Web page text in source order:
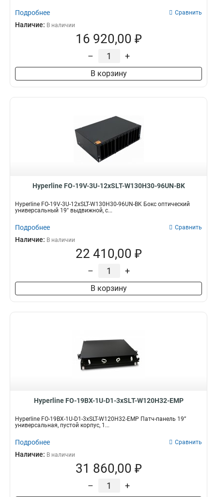
Подробнее Сравнить
Наличие: В наличии
16 920,00 ₽
– +
В корзину
Hyperline FO-19V-3U-12xSLT-W130H30-96UN-BK
Hyperline FO-19V-3U-12xSLT-W130H30-96UN-BK Бокс оптический
универсальный 19" выдвижной, с...
Подробнее Сравнить
Наличие: В наличии
22 410,00 ₽
– +
В корзину
Hyperline FO-19BX-1U-D1-3xSLT-W120H32-EMP
Hyperline FO-19BX-1U-D1-3xSLT-W120H32-EMP Патч-панель 19”
универсальная, пустой корпус, 1...
Подробнее Сравнить
Наличие: В наличии
31 860,00 ₽
– +